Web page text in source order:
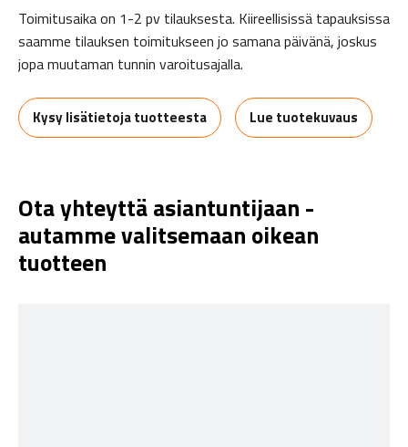
Toimitusaika on 1-2 pv tilauksesta. Kiireellisissä tapauksissa
saamme tilauksen toimitukseen jo samana päivänä, joskus
jopa muutaman tunnin varoitusajalla.
Kysy lisätietoja tuotteesta Lue tuotekuvaus
Ota yhteyttä asiantuntijaan -
autamme valitsemaan oikean
tuotteen